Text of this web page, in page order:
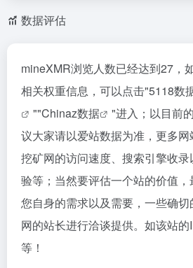
数据评估
mineXMR浏览人数已经达到27，
相关权重信息，可以点击"5118数
""Chinaz数据
"进入；以目前
议大家请以爱站数据为准，更多网
挖矿网的访问速度、搜索引擎收
验等；当然要评估一个站的价值
您自身的需求以及需要，一些确
网的站长进行洽谈提供。如该站
等！